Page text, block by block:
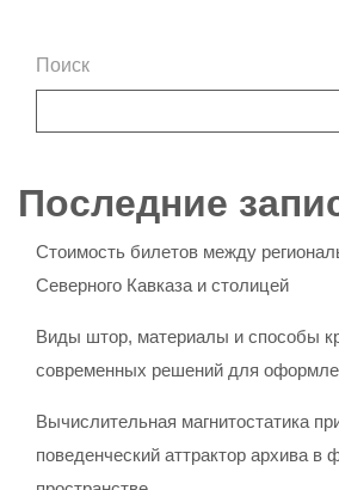
Поиск
Последние
Стоимость билетов между
Северного Кавказа и столицей
Виды штор, материалы и способы
современных решений для
Вычислительная магнитостатика
поведенческий аттрактор архива в